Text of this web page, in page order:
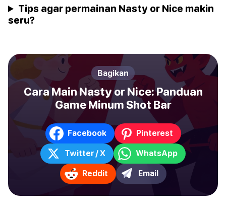
Tips agar permainan Nasty or Nice makin
seru?
Bagikan
Cara Main Nasty or Nice: Panduan
Game Minum Shot Bar
Facebook Pinterest
Twitter / X WhatsApp
Reddit Email